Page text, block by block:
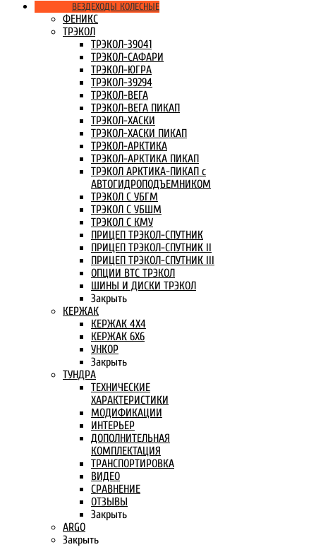
ВЕЗДЕХОДЫ КОЛЕСНЫЕ
ФЕНИКС
ТРЭКОЛ
ТРЭКОЛ-39041
ТРЭКОЛ-САФАРИ
ТРЭКОЛ-ЮГРА
ТРЭКОЛ-39294
ТРЭКОЛ-ВЕГА
ТРЭКОЛ-ВЕГА ПИКАП
ТРЭКОЛ-ХАСКИ
ТРЭКОЛ-ХАСКИ ПИКАП
ТРЭКОЛ-АРКТИКА
ТРЭКОЛ-АРКТИКА ПИКАП
ТРЭКОЛ АРКТИКА-ПИКАП с
АВТОГИДРОПОДЪЕМНИКОМ
ТРЭКОЛ С УБГМ
ТРЭКОЛ С УБШМ
ТРЭКОЛ С КМУ
ПРИЦЕП ТРЭКОЛ-СПУТНИК
ПРИЦЕП ТРЭКОЛ-СПУТНИК II
ПРИЦЕП ТРЭКОЛ-СПУТНИК III
ОПЦИИ ВТС ТРЭКОЛ
ШИНЫ И ДИСКИ ТРЭКОЛ
Закрыть
КЕРЖАК
КЕРЖАК 4Х4
КЕРЖАК 6Х6
УНКОР
Закрыть
ТУНДРА
ТЕХНИЧЕСКИЕ
ХАРАКТЕРИСТИКИ
МОДИФИКАЦИИ
ИНТЕРЬЕР
ДОПОЛНИТЕЛЬНАЯ
КОМПЛЕКТАЦИЯ
ТРАНСПОРТИРОВКА
ВИДЕО
СРАВНЕНИЕ
ОТЗЫВЫ
Закрыть
ARGO
Закрыть